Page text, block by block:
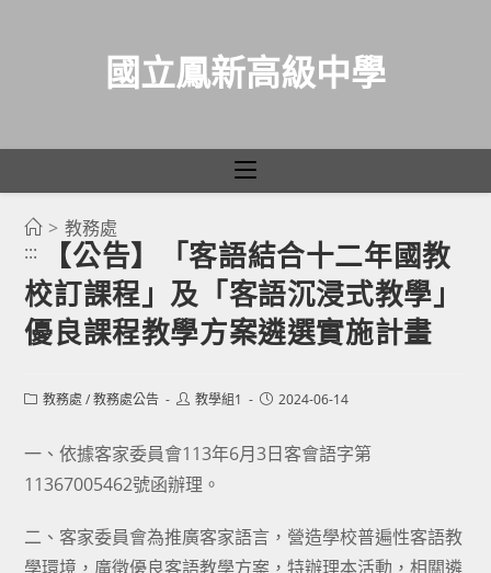
國立鳳新高級中學
> 教務處
:::
【公告】「客語結合十二年國教
校訂課程」及「客語沉浸式教學」
優良課程教學方案遴選實施計畫
Post教務處 / 教務處公告
Post教學組1
Post2024-06-14
一、依據客家委員會113年6月3日客會語字第
11367005462號函辦理。
二、客家委員會為推廣客家語言，營造學校普遍性客語教
學環境，廣徵優良客語教學方案，特辦理本活動，相關遴